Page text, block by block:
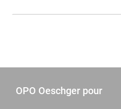
OPO Oeschger pour